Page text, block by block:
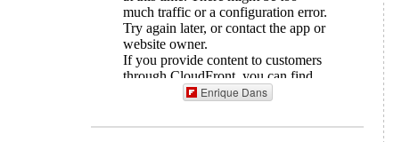
Enrique Dans